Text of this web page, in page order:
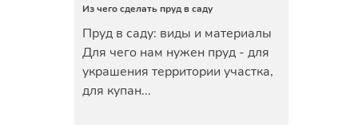
Из чего сделать пруд в саду
Пруд в саду: виды и материалы
Для чего нам нужен пруд - для
украшения территории участка,
для купан...